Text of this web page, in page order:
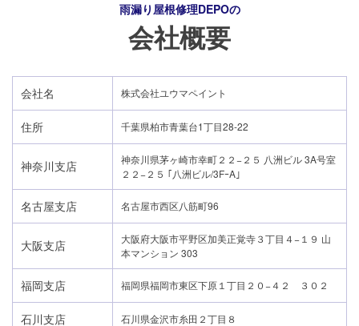
24時間365日対応
050-1883-0629
雨漏り屋根修理DEPOの
会社概要
会社名 株式会社ユウマペイント
住所 千葉県柏市青葉台1丁目28-22
神奈川支店
神奈川県茅ヶ崎市幸町２２−２５ 八洲ビル 3A号室
２２−２５ ｢八洲ビル/3FｰA｣
名古屋支店 名古屋市西区八筋町96
大阪支店
大阪府大阪市平野区加美正覚寺３丁目４−１９ 山
本マンション 303
福岡支店 福岡県福岡市東区下原１丁目２０−４２ ３０２
石川支店 石川県金沢市糸田２丁目８